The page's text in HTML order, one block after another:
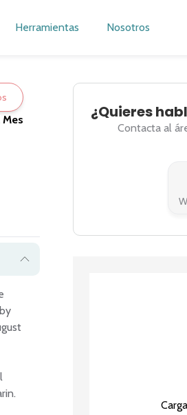
Herramientas Nosotros
¿Quieres
Contacta al